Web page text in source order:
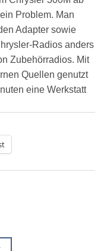
Problem. Man
Adapter sowie
Radios anders
Zubehörradios. Mit
Quellen genutzt
eine Werkstatt